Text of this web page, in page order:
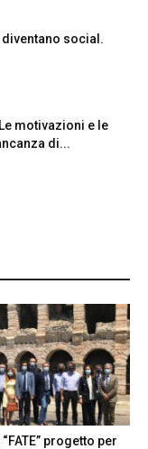
social.
motivazioni e le
di...
progetto per